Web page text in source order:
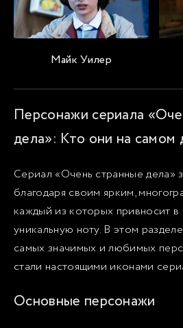
Майк Уилер
Персонажи сериала
дела»: Кто они на самом
Сериал «Очень странные дела»
благодаря своим ярким,
каждый из которых привносит
уникальную ноту. В этом
самых значимых и любимых
стали настоящими иконами
Основные персонажи